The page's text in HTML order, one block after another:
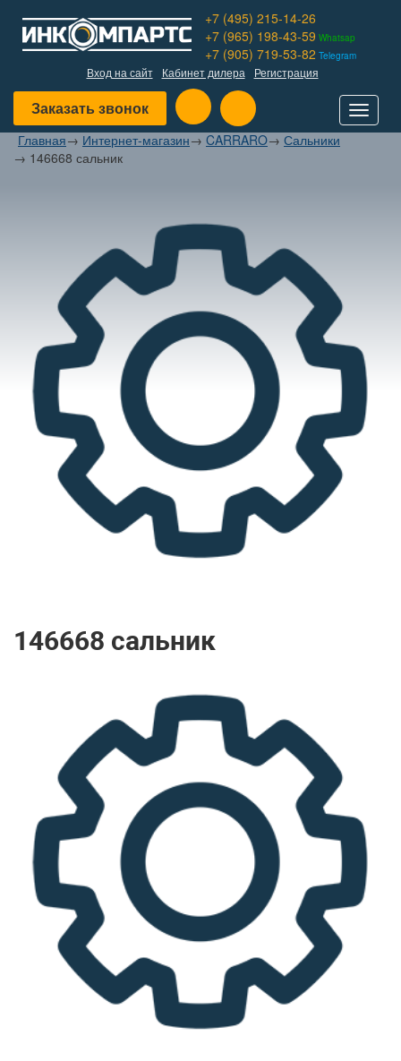
+7 (495) 215-14-26
+7 (965) 198-43-59 Whatsap
+7 (905) 719-53-82 Telegram
Вход на сайт Кабинет дилера Регистрация
Заказать звонок
Toggle
Главная→ Интернет-магазин→ CARRARO→ Сальники
→ 146668 сальник
146668 сальник